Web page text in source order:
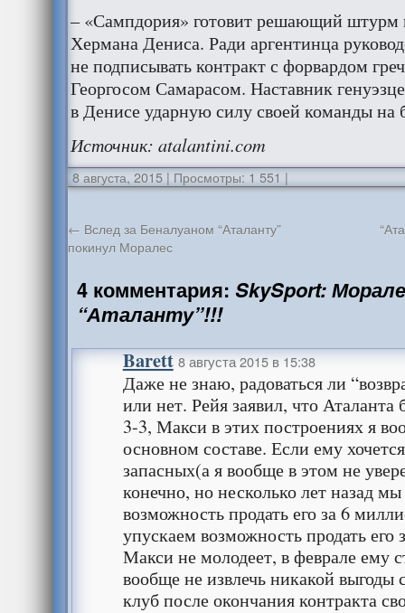
– «Сампдория» готовит решающий штурм
Хермана Дениса. Ради аргентинца
не подписывать контракт с форвардом
Георгосом Самарасом. Наставник
в Денисе ударную силу своей команды на
Источник: atalantini.com
8 августа, 2015 | Просмотры: 1 551 |
← Вслед за Беналуаном “Аталанту”
покинул Моралес
4 комментария: SkySport:
“Аталанту”!!!
Barett 8 августа 2015 в 15:38
Даже не знаю, радоваться ли
или нет. Рейя заявил, что Аталанта
3-3, Макси в этих построениях я
основном составе. Если ему
запасных(а я вообще в этом не
конечно, но несколько лет назад
возможность продать его за 6
упускаем возможность продать его
Макси не молодеет, в феврале ему
вообще не извлечь никакой выгоды
клуб после окончания контракта